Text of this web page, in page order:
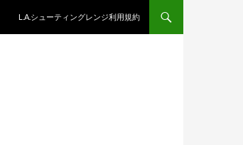
L.A.シューティングレンジ利用規約